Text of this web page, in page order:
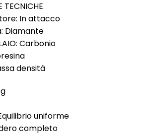
TECNICHE
In attacco
Diamante
Carbonio
densità
uniforme
completo